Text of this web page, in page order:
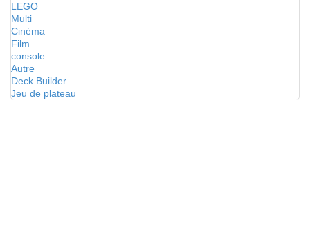
LEGO
Multi
Cinéma
Film
console
Autre
Deck Builder
Jeu de plateau